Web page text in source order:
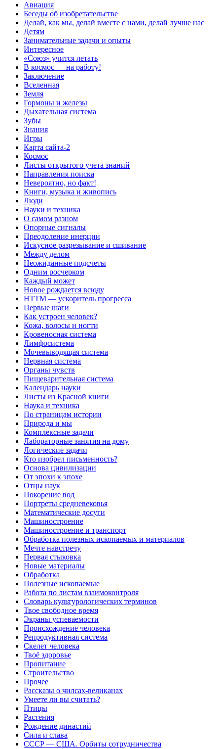
Авиация
Беседы об изобретательстве
Делай, как мы, делай вместе с нами, делай лучше нас
Детям
Занимательные задачи и опыты
Интересное
«Союз» учится летать
В космос — на работу!
Заключение
Вселенная
Земля
Гормоны и железы
Дыхательная система
Зубы
Знания
Игры
Карта сайта-2
Космос
Листы открытого учета знаний
Направления поиска
Невероятно, но факт!
Книги, музыка и живопись
Люди
Науки и техника
О самом разном
Опорные сигналы
Преодоление инерции
Искусное разрезывание и сшивание
Между делом
Неожиданные подсчеты
Одним росчерком
Каждый может
Новое рождается всюду
НТТМ — ускоритель прогресса
Первые шаги
Как устроен человек?
Кожа, волосы и ногти
Кровеносная система
Лимфосистема
Мочевыводящая система
Нервная система
Органы чувств
Пищеварительная система
Календарь науки
Листы из Красной книги
Наука и техника
По страницам истории
Природа и мы
Комплексные задачи
Лабораторные занятия на дому
Логические задачи
Кто изобрел письменность?
Основа цивилизации
От эпохи к эпохе
Отцы наук
Покорение вод
Портреты средневековья
Математические досуги
Машиностроение
Машиностроение и транспорт
Обработка полезных ископаемых и материалов
Мечте навстречу
Первая стыковка
Новые материалы
Обработка
Полезные ископаемые
Работа по листам взаимоконтроля
Словарь культурологических терминов
Твое свободное время
Экраны успеваемости
Происхождение человека
Репродуктивная система
Скелет человека
Твоё здоровье
Пропитание
Строительство
Прочее
Рассказы о чилсах-великанах
Умеете ли вы считать?
Птицы
Растения
Рождение династий
Сила и слава
СССР — США. Орбиты сотрудничества